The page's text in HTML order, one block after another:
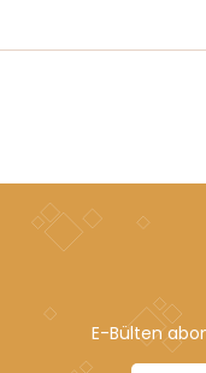
E-Bülten